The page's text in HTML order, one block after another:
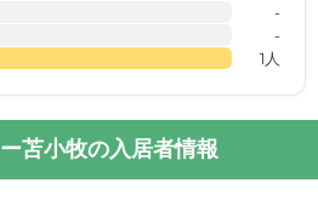
-
-
1人
苫小牧の入居者情報